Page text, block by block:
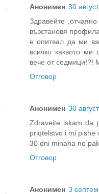
Анонимен 30
Здравейте
възстановя
е опитвал да ми
всичко каквото
вече от седмици!?!
Отговор
Анонимен 30
Zdraveite iskam da
priqtelstvo i mi pishe
30 dni minaha no
Отговор
Анонимен 3